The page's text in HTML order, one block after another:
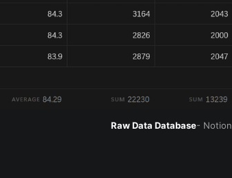
Raw Data Database- Notion